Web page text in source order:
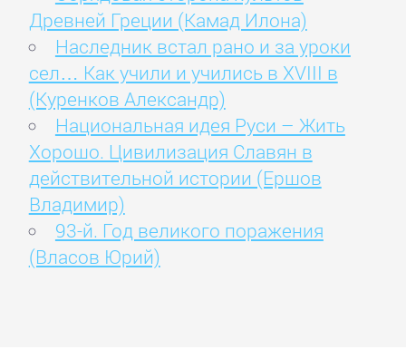
Древней Греции (Камад Илона)
Наследник встал рано и за уроки
сел… Как учили и учились в XVIII в
(Куренков Александр)
Национальная идея Руси – Жить
Хорошо. Цивилизация Славян в
действительной истории (Ершов
Владимир)
93-й. Год великого поражения
(Власов Юрий)